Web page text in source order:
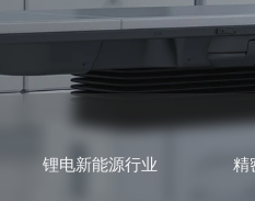
锂电新能源行业 精